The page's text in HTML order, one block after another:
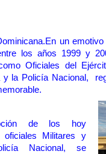
un
los años 1999 y
Oficiales del
y la Policía Nacional,
de los hoy
oficiales Militares y
Nacional, se